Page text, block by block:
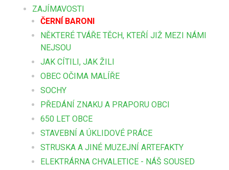
ZAJÍMAVOSTI
ČERNÍ BARONI
NĚKTERÉ TVÁŘE TĚCH, KTEŘÍ JIŽ MEZI NÁMI
NEJSOU
JAK CÍTILI, JAK ŽILI
OBEC OČIMA MALÍŘE
SOCHY
PŘEDÁNÍ ZNAKU A PRAPORU OBCI
650 LET OBCE
STAVEBNÍ A ÚKLIDOVÉ PRÁCE
STRUSKA A JINÉ MUZEJNÍ ARTEFAKTY
ELEKTRÁRNA CHVALETICE - NÁŠ SOUSED